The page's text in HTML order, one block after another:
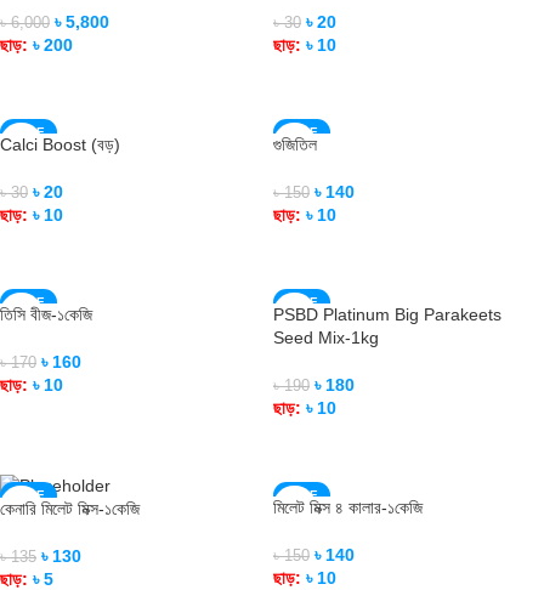
৳6,000 ৳5,800
ছাড়: ৳200
৳30 ৳20
ছাড়: ৳ 10
SALE
Calci Boost (বড়)
৳30 ৳20
ছাড়: ৳ 10
SALE
গুজিতিল
৳150 ৳ 140
ছাড়: ৳ 10
SALE
তিসি বীজ-১কেজি
৳170 ৳ 160
ছাড়: ৳ 10
SALE
PSBD Platinum Big Parakeets
Seed Mix-1kg
৳190 ৳ 180
ছাড়: ৳ 10
SALE
কেনারি মিলেট মিক্স-১কেজি
৳135 ৳ 130
ছাড়: ৳5
SALE
মিলেট মিক্স ৪ কালার-১কেজি
৳150 ৳ 140
ছাড়: ৳ 10